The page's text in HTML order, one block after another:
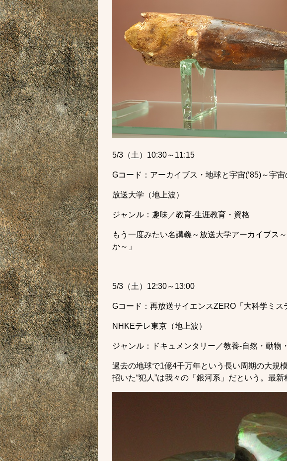
5/3（土）10:30～11:15
Gコード：アーカイブス・地球と宇宙(’85)～宇
放送大学（地上波）
ジャンル：趣味／教育-生涯教育・資格
もう一度みたい名講義～放送大学アーカイブス
か～」
5/3（土）12:30～13:00
Gコード：再放送サイエンスZERO「大科学ミス
NHKEテレ東京（地上波）
ジャンル：ドキュメンタリー／教養-自然・動物
過去の地球で1億4千万年という長い周期の大規
招いた“犯人”は我々の「銀河系」だという。最